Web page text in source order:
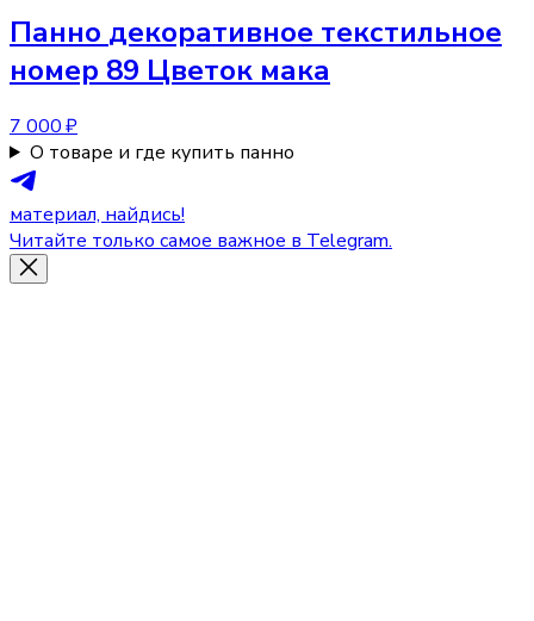
Панно декоративное текстильное
номер 89 Цветок мака
7 000 ₽
О товаре и где купить панно
материал, найдись!
Читайте только самое важное в Telegram.